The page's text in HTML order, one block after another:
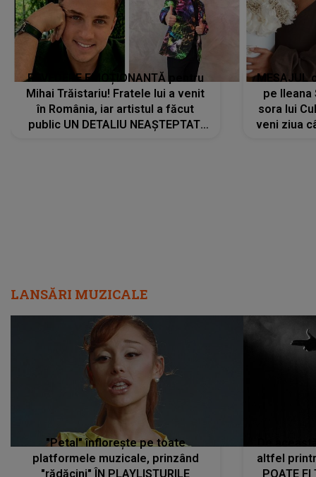
REVEDERE EMOȚIONANTĂ pentru
Mihai Trăistariu! Fratele lui a venit
în România, iar artistul a făcut
public UN DETALIU NEAȘTEPTAT:
MESAJUL
pe Ileana
sora lui
veni ziua
LANSĂRI MUZICALE
"Petal" înflorește pe toate
platformele muzicale, prinzând
"rădăcini" ÎN PLAYLISTURILE
altfel
POATE FI